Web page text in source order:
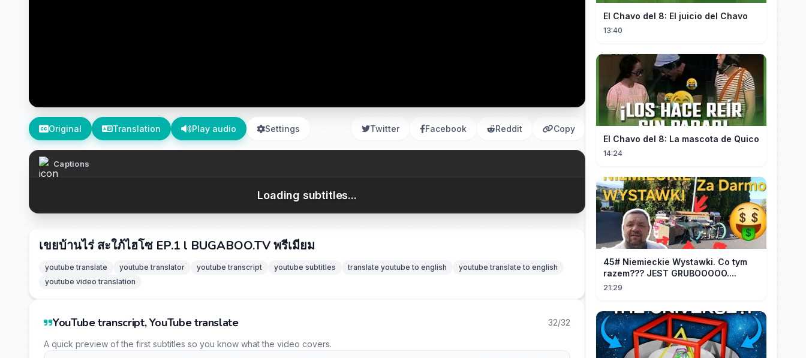
Original Translation Play audio Settings Twitter Facebook Reddit Copy
Captions
Loading subtitles...
เขยบ้านไร่ สะใภ้ไฮโซ EP.1 l BUGABOO.TV พรีเมียม
youtube translate youtube translator youtube transcript youtube subtitles translate youtube to english
youtube translate to english
youtube video translation
YouTube transcript, YouTube translate 32/32
A quick preview of the first subtitles so you know what the video covers.
El Chavo del 8: El juicio del Chavo
13:40
El Chavo del 8: La mascota de Quico
14:24
45# Niemieckie Wystawki. Co tym
razem??? JEST GRUBOOOOO....
21:29